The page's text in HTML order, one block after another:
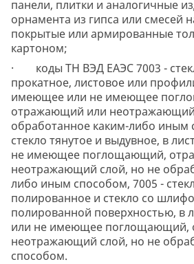
панели, плитки и аналогичные
орнамента из гипса или смесей
покрытые или армированные
картоном;
· коды ТН ВЭД ЕАЭС 7003 -
прокатное, листовое или
имеющее или не имеющее
отражающий или
обработанное каким-либо иным
стекло тянутое и выдувное, в
не имеющее поглощающий,
неотражающий слой, но не
либо иным способом, 7005 -
полированное и стекло со
полированной поверхностью, в
или не имеющее поглощающий,
неотражающий слой, но не
способом.